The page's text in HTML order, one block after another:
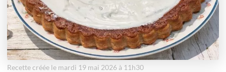
Recette créée le mardi 19 mai 2026 à 11h30